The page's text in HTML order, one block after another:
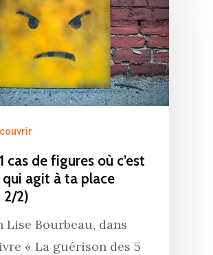
cas de figures où c’est
qui agit à ta place
2/2)
Lise Bourbeau, dans
« La guérison des 5